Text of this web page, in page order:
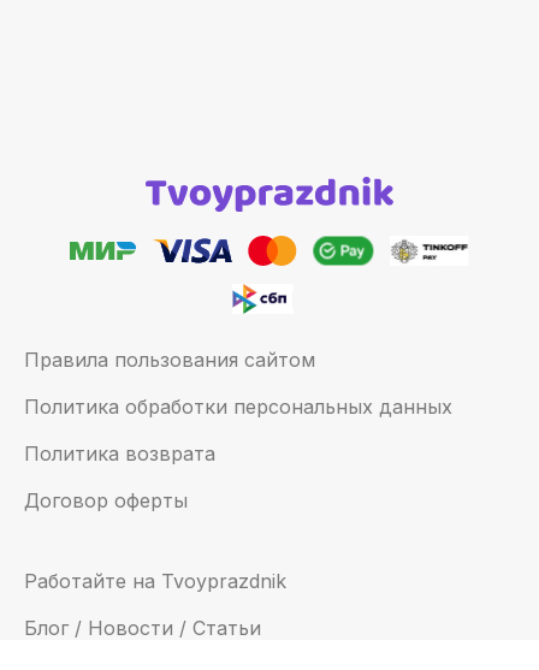
Правила пользования сайтом
Политика обработки персональных данных
Политика возврата
Договор оферты
Работайте на Tvoyprazdnik
Блог / Новости / Статьи